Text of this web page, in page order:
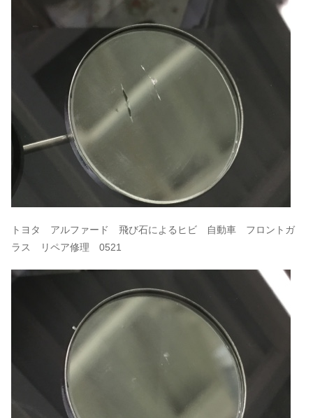
トヨタ アルファード 飛び石によるヒビ 自動車 フロントガ
ラス リペア修理 0521